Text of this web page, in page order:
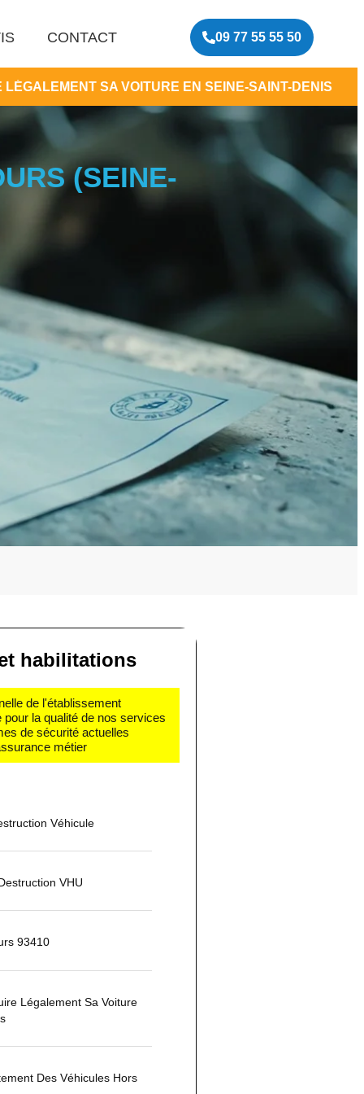
CONTACT 09 77 55 55 50
EN SEINE-SAINT-DENIS • CENTRE
(SEINE-
habilitations
de l'établissement
la qualité de nos services
de sécurité actuelles
métier
Véhicule
VHU
93410
Légalement Sa Voiture
Des Véhicules Hors